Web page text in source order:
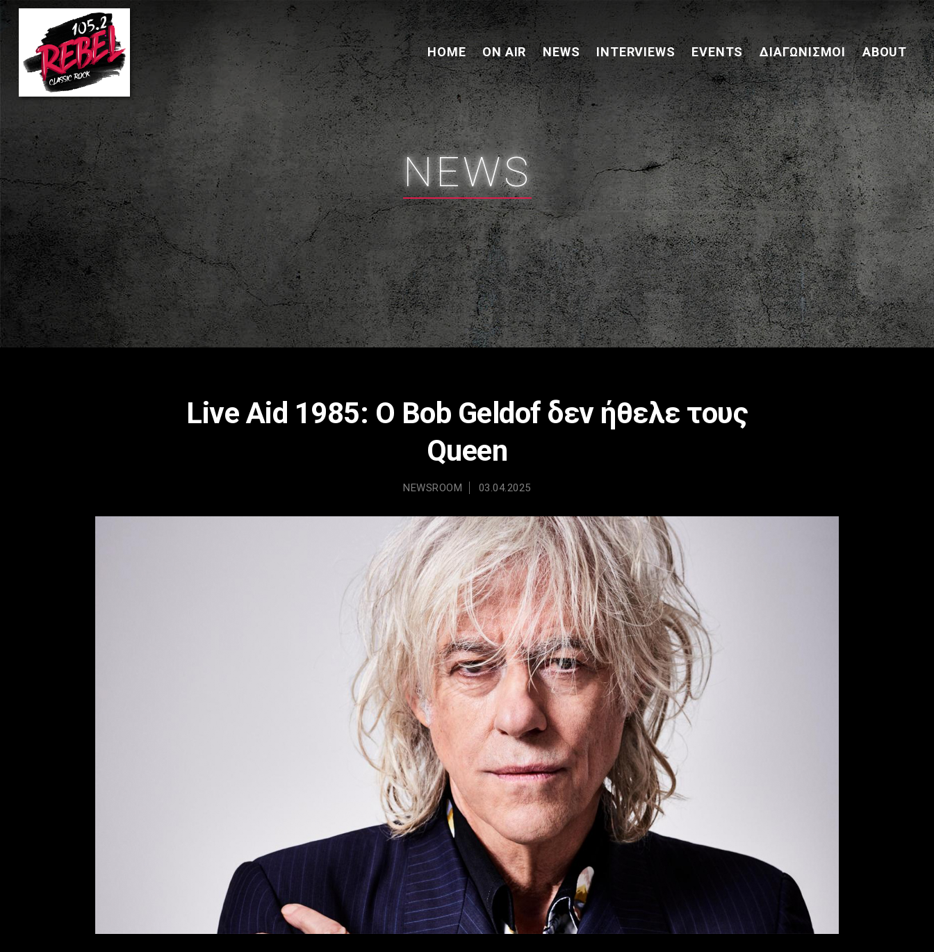
HOME ON AIR NEWS INTERVIEWS EVENTS ΔΙΑΓΩΝΙΣΜΟΊ ABOUT
NEWS
Live Aid 1985: Ο Βob Geldof δεν ήθελε τους
Queen
NEWSROOM 03.04.2025